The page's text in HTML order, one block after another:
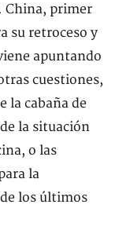
China, primer
su retroceso y
apuntando
cuestiones,
la cabaña de
la situación
o las
la
los últimos